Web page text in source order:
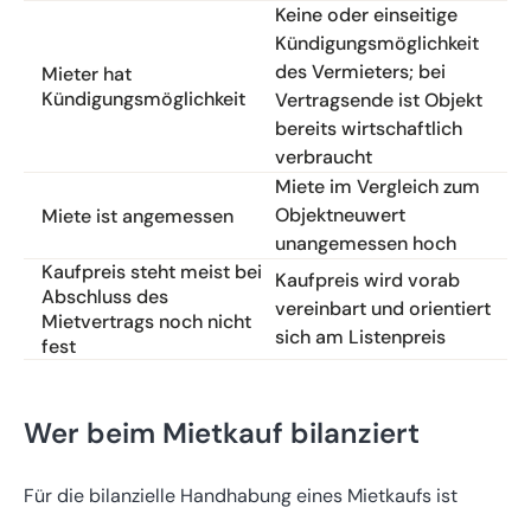
Mieter hat
Kündigungsmöglichkeit
Keine oder einseitige
Kündigungsmöglichkeit
des Vermieters; bei
Vertragsende ist Objekt
bereits wirtschaftlich
verbraucht
Miete ist angemessen
Miete im Vergleich zum
Objektneuwert
unangemessen hoch
Kaufpreis steht meist bei
Abschluss des
Mietvertrags noch nicht
fest
Kaufpreis wird vorab
vereinbart und orientiert
sich am Listenpreis
Wer beim Mietkauf bilanziert
Für die bilanzielle Handhabung eines Mietkaufs ist